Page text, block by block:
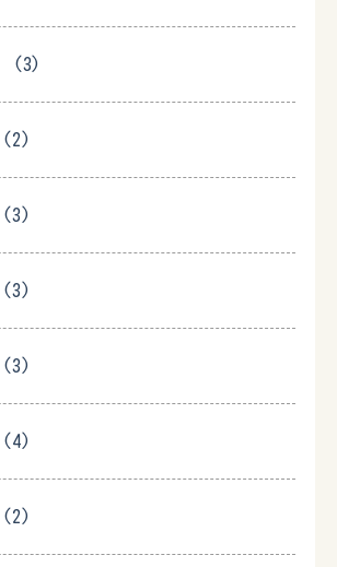
(3)
(2)
(3)
(3)
(3)
(4)
(2)